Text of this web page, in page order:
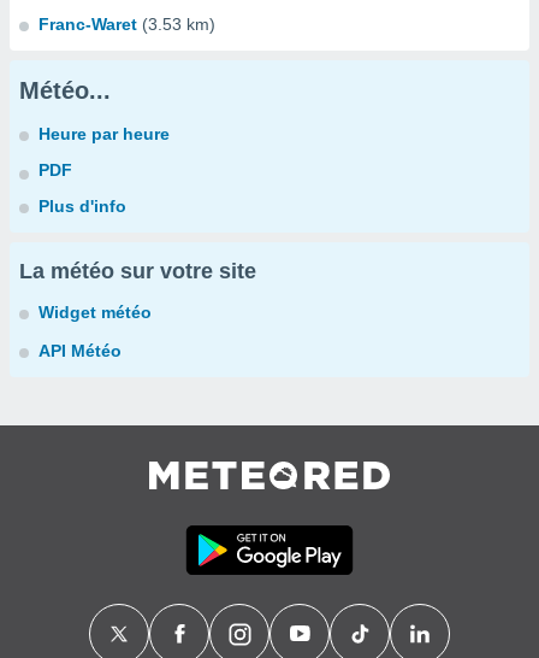
Franc-Waret (3.53 km)
Météo...
Heure par heure
PDF
Plus d'info
La météo sur votre site
Widget météo
API Météo